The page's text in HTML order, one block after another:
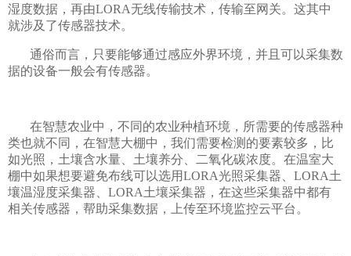
湿度数据，再由LORA无线传输技术，传输至网关。这其中
就涉及了传感器技术。
通俗而言，只要能够通过感应外界环境，并且可以采集数
据的设备一般会有传感器。
在智慧农业中，不同的农业种植环境，所需要的传感器种
类也就不同，在智慧大棚中，我们需要检测的要素较多，比
如光照，土壤含水量、土壤养分、二氧化碳浓度。在温室大
棚中如果想要避免布线可以选用LORA光照采集器、LORA土
壤温湿度采集器、LORA土壤采集器，在这些采集器中都有
相关传感器，帮助采集数据，上传至环境监控云平台。